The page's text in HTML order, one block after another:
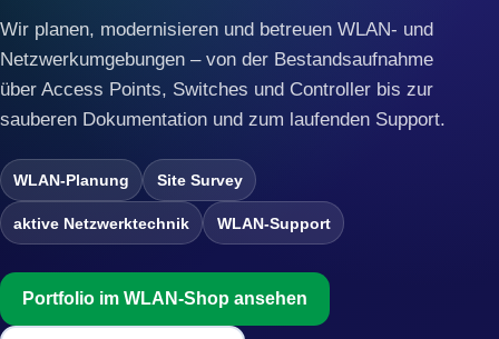
Wir planen, modernisieren und betreuen WLAN- und
Netzwerkumgebungen – von der Bestandsaufnahme
über Access Points, Switches und Controller bis zur
sauberen Dokumentation und zum laufenden Support.
WLAN-Planung Site Survey
aktive Netzwerktechnik WLAN-Support
Portfolio im WLAN-Shop ansehen